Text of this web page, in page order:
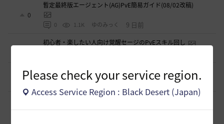
Please check your service region.
Access Service Region : Black Desert (Japan)
0
暫定最終版エージェント(AG)PvE簡易ガイド(08/02改稿)
0 1.1K ゆのみっく 9 日前
0
初心者・楽したい人向け覚醒セージのPvEスキル回し
1
闇セラフィムのPVP関係
シャルグレア 2026.04.11
3
ル錬成）／スキル特化／小技まとめ（2026/03）